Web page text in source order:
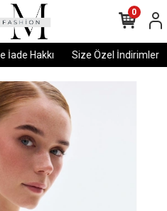
Hakkı Size Özel İndirimler
0